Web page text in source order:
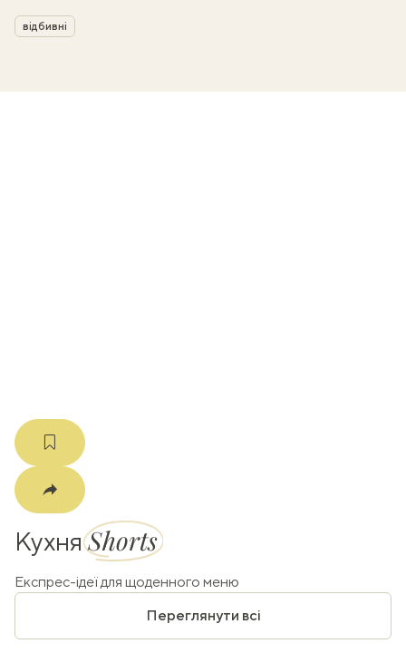
відбивні
КухняShorts
Експрес-ідеї для щоденного меню
Переглянути всі